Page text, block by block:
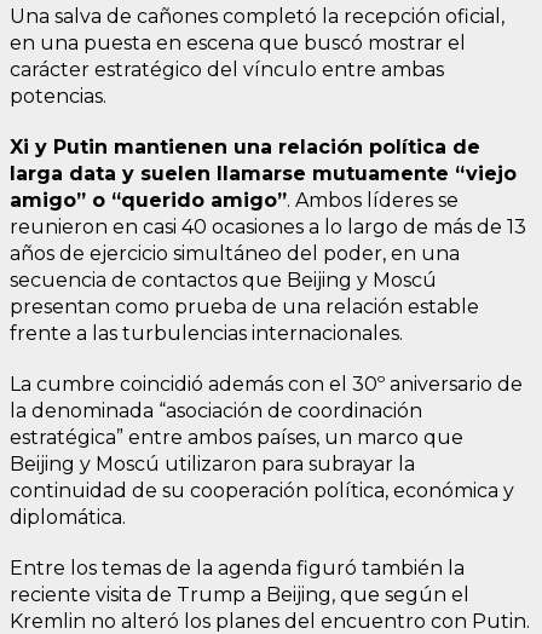
Una salva de cañones completó la recepción oficial,
en una puesta en escena que buscó mostrar el
carácter estratégico del vínculo entre ambas
potencias.
Xi y Putin mantienen una relación política de
larga data y suelen llamarse mutuamente “viejo
amigo” o “querido amigo”. Ambos líderes se
reunieron en casi 40 ocasiones a lo largo de más de 13
años de ejercicio simultáneo del poder, en una
secuencia de contactos que Beijing y Moscú
presentan como prueba de una relación estable
frente a las turbulencias internacionales.
La cumbre coincidió además con el 30º aniversario de
la denominada “asociación de coordinación
estratégica” entre ambos países, un marco que
Beijing y Moscú utilizaron para subrayar la
continuidad de su cooperación política, económica y
diplomática.
Entre los temas de la agenda figuró también la
reciente visita de Trump a Beijing, que según el
Kremlin no alteró los planes del encuentro con Putin.